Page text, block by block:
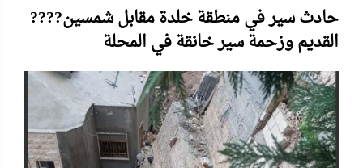
????حادث سير في منطقة خلدة مقابل شمسين
القديم وزحمة سير خانقة في المحلة